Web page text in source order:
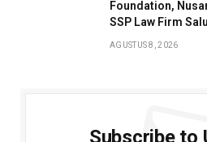
Foundation,
SSP Law Firm
AGUSTUS 8, 2026
Subscribe to